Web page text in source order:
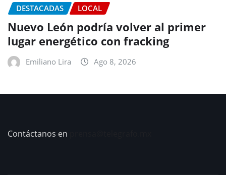
DESTACADAS LOCAL
Nuevo León podría volver al primer
lugar energético con fracking
Emiliano Lira Ago 8, 2026
Contáctanos en